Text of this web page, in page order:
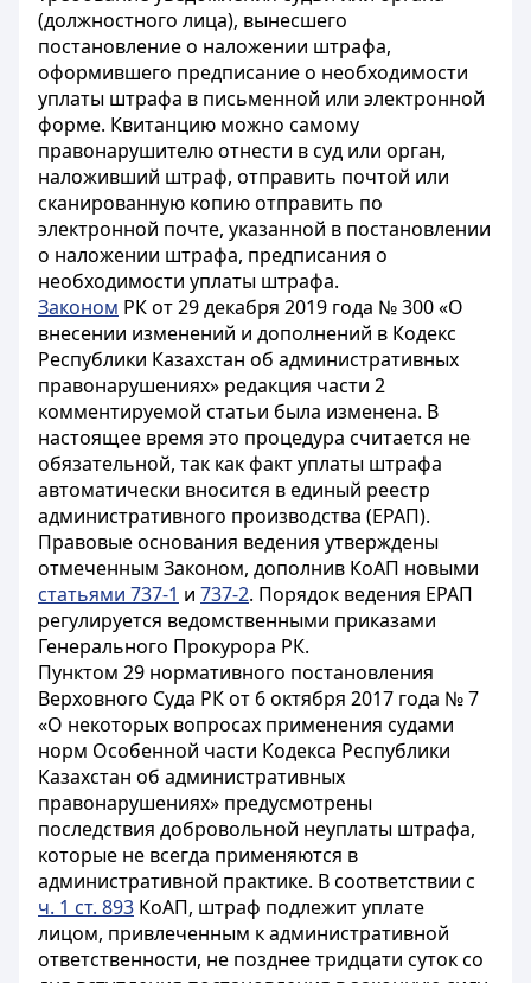
(должностного лица), вынесшего
постановление о наложении штрафа,
оформившего предписание о необходимости
уплаты штрафа в письменной или электронной
форме. Квитанцию можно самому
правонарушителю отнести в суд или орган,
наложивший штраф, отправить почтой или
сканированную копию отправить по
электронной почте, указанной в постановлении
о наложении штрафа, предписания о
необходимости уплаты штрафа.
Законом РК от 29 декабря 2019 года № 300«О
внесении изменений и дополнений в Кодекс
Республики Казахстан об административных
правонарушениях» редакция части 2
комментируемой статьи была изменена. В
настоящее время это процедура считается не
обязательной, так как факт уплаты штрафа
автоматически вносится в единый реестр
административного производства (ЕРАП).
Правовые основания ведения утверждены
отмеченным Законом, дополнив КоАП новыми
статьями 737-1 и 737-2. Порядок ведения ЕРАП
регулируется ведомственными приказами
Генерального Прокурора РК.
Пунктом 29 нормативного постановления
Верховного Суда РК от 6 октября 2017 года № 7
«О некоторых вопросах применения судами
норм Особенной части Кодекса Республики
Казахстан об административных
правонарушениях» предусмотрены
последствия добровольной неуплаты штрафа,
которые не всегда применяются в
административной практике. В соответствии с
ч. 1 ст. 893 КоАП, штраф подлежит уплате
лицом, привлеченным к административной
ответственности, не позднее тридцати суток со